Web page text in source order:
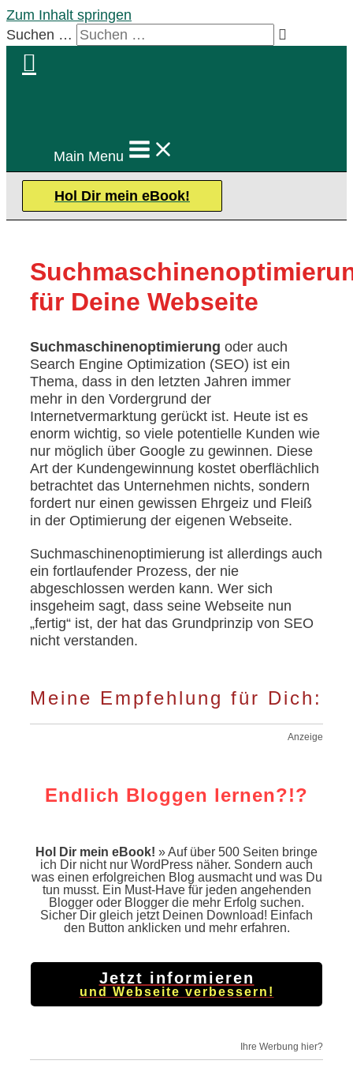
Zum Inhalt springen
Suchen …
Main Menu
Hol Dir mein eBook!
für Deine Webseite
Suchmaschinenoptimierung oder auch
Search Engine Optimization (SEO) ist ein
Thema, dass in den letzten Jahren immer
mehr in den Vordergrund der
Internetvermarktung gerückt ist. Heute ist es
enorm wichtig, so viele potentielle Kunden wie
nur möglich über Google zu gewinnen. Diese
Art der Kundengewinnung kostet oberflächlich
betrachtet das Unternehmen nichts, sondern
fordert nur einen gewissen Ehrgeiz und Fleiß
in der Optimierung der eigenen Webseite.
Suchmaschinenoptimierung ist allerdings auch
ein fortlaufender Prozess, der nie
abgeschlossen werden kann. Wer sich
insgeheim sagt, dass seine Webseite nun
„fertig“ ist, der hat das Grundprinzip von SEO
nicht verstanden.
Meine Empfehlung für Dich:
Anzeige
Endlich Bloggen lernen?!?
Hol Dir mein eBook! » Auf über 500 Seiten bringe
ich Dir nicht nur WordPress näher. Sondern auch
was einen erfolgreichen Blog ausmacht und was Du
tun musst. Ein Must-Have für jeden angehenden
Blogger oder Blogger die mehr Erfolg suchen.
Sicher Dir gleich jetzt Deinen Download! Einfach
den Button anklicken und mehr erfahren.
Jetzt informieren
und Webseite verbessern!
Ihre Werbung hier?